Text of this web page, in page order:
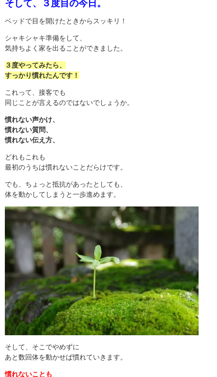
そして、３度目の今日。
ベッドで目を開けたときからスッキリ！
シャキシャキ準備をして、
気持ちよく家を出ることができました。
３度やってみたら、
すっかり慣れたんです！
これって、接客でも
同じことが言えるのではないでしょうか。
慣れない声かけ、
慣れない質問、
慣れない伝え方、
どれもこれも
最初のうちは慣れないことだらけです。
でも、ちょっと抵抗があったとしても、
体を動かしてしまうと一歩進めます。
そして、そこでやめずに
あと数回体を動かせば慣れていきます。
慣れないことも